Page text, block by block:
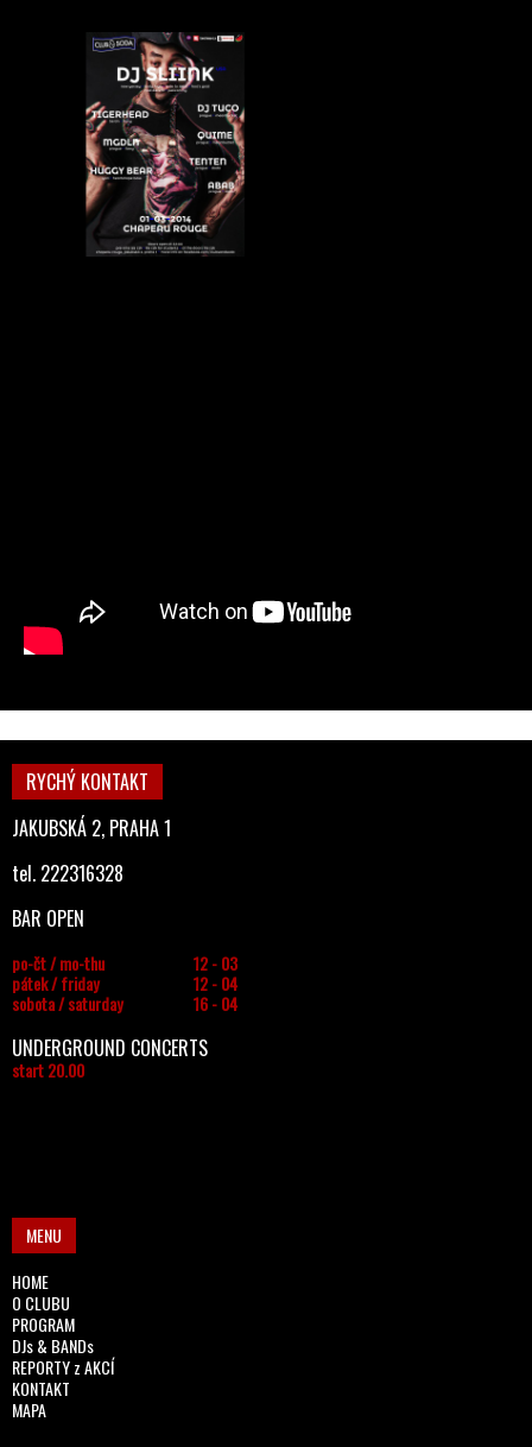
RYCHÝ KONTAKT
JAKUBSKÁ 2, PRAHA 1
tel. 222316328
BAR OPEN
po-čt / mo-thu
12 - 03
pátek / friday
12 - 04
sobota / saturday
16 - 04
UNDERGROUND CONCERTS
start 20.00
MENU
HOME
O CLUBU
PROGRAM
DJs & BANDs
REPORTY z AKCÍ
KONTAKT
MAPA